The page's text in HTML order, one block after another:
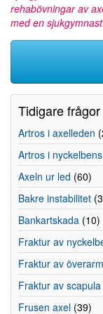
rehabövningar av
med en
Tidigare frågor
Artros i axelleden
Artros i
Axeln ur led (60)
Bakre instabilitet
Bankartskada (10)
Fraktur av
Fraktur av
Fraktur av scapula
Frusen axel (39)